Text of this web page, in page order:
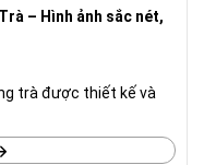
– Hình ảnh sắc nét,
trà được thiết kế và